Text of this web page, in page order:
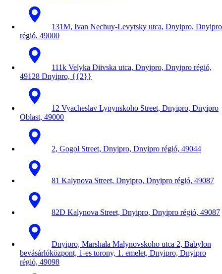
131M, Ivan Nechuy-Levytsky utca, Dnyipro, Dnyipro
régió, 49000
111k Velyka Diivska utca, Dnyipro, Dnyipro régió,
49128 Dnyipro, {{2}}
12 Vyacheslav Lypynskoho Street, Dnyipro, Dnyipro
Oblast, 49000
2, Gogol Street, Dnyipro, Dnyipro régió, 49044
81 Kalynova Street, Dnyipro, Dnyipro régió, 49087
82D Kalynova Street, Dnyipro, Dnyipro régió, 49087
Dnyipro, Marshala Malynovskoho utca 2, Babylon
bevásárlóközpont, 1-es torony, 1. emelet, Dnyipro, Dnyipro
régió, 49098